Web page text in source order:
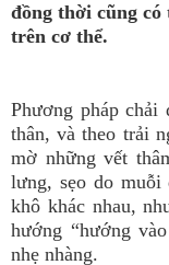
đồng thời cũng có
trên cơ thể.
Phương pháp chải
thân, và theo trải
mờ những vết
lưng, sẹo do muỗi
khô khác nhau,
hướng “hướng
nhẹ nhàng.